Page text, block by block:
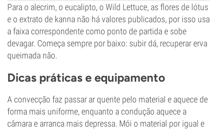
Para o alecrim, o eucalipto, o Wild Lettuce, as flores de lótus
e o extrato de kanna não há valores publicados, por isso usa
a faixa correspondente como ponto de partida e sobe
devagar. Começa sempre por baixo: subir dá, recuperar erva
queimada não.
Dicas práticas e equipamento
A convecção faz passar ar quente pelo material e aquece de
forma mais uniforme, enquanto a condução aquece a
câmara e arranca mais depressa. Mói o material por igual e